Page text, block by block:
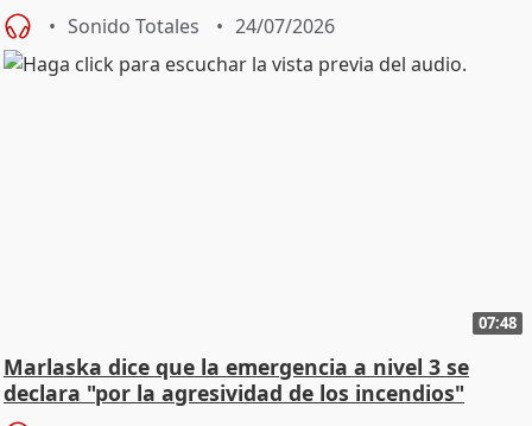
Sonido Totales 24/07/2026
07:48
Marlaska dice que la emergencia a nivel 3 se
declara "por la agresividad de los incendios"